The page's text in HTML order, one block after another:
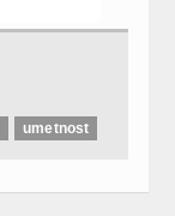
umetnost